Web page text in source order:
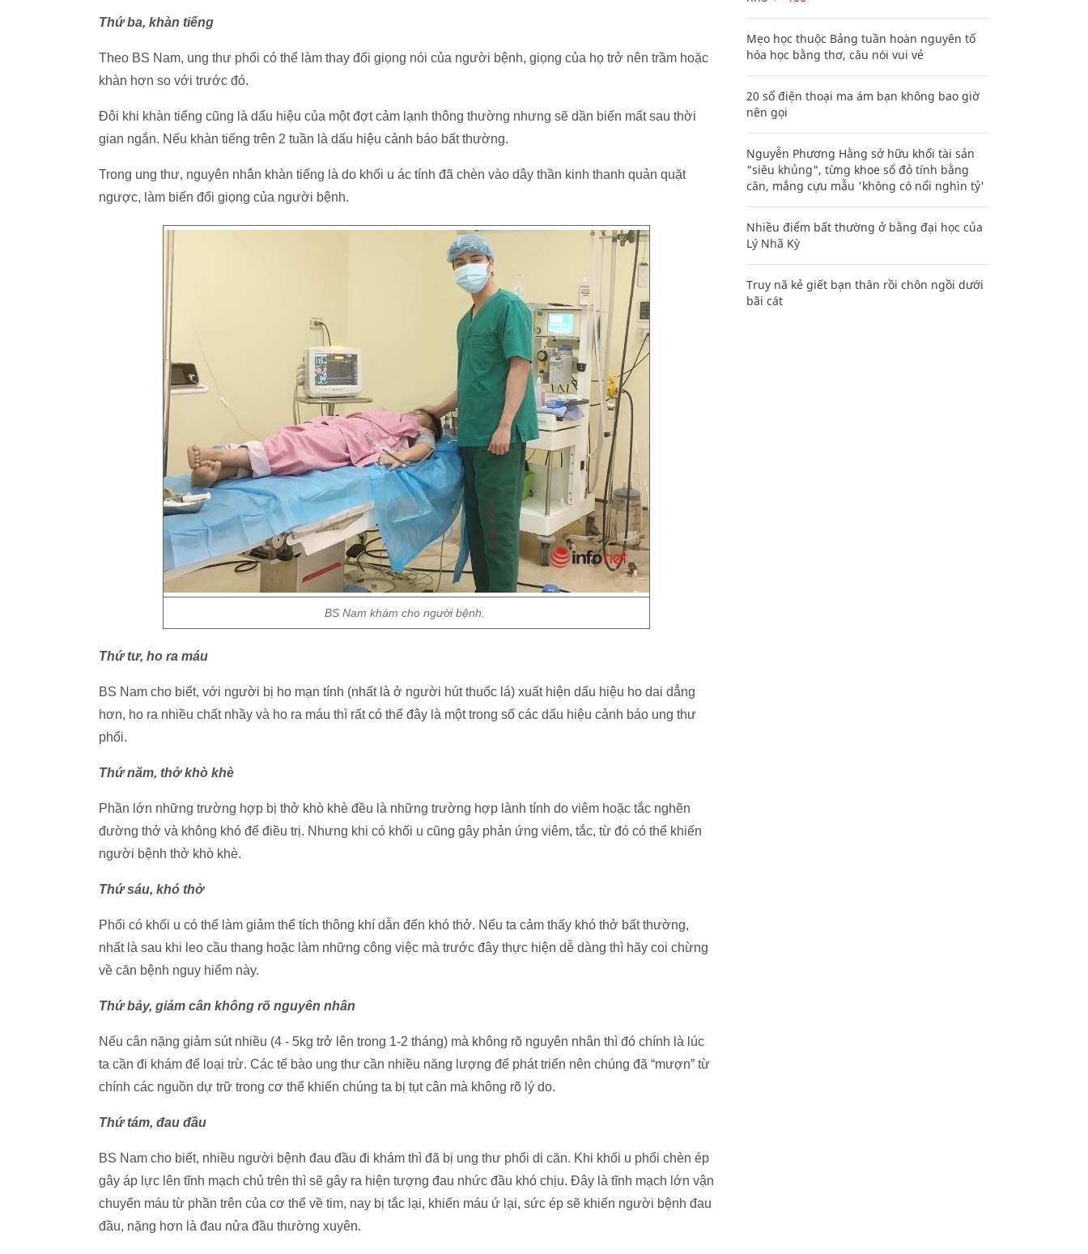
Thứ ba, khàn tiếng
Theo BS Nam, ung thư phổi có thể làm thay đổi giọng nói của người bệnh, giọng của họ trở nên trầm hoặc
khàn hơn so với trước đó.
Đôi khi khàn tiếng cũng là dấu hiệu của một đợt cảm lạnh thông thường nhưng sẽ dần biến mất sau thời
gian ngắn. Nếu khàn tiếng trên 2 tuần là dấu hiệu cảnh báo bất thường.
Trong ung thư, nguyên nhân khàn tiếng là do khối u ác tính đã chèn vào dây thần kinh thanh quản quặt
ngược, làm biến đổi giọng của người bệnh.
BS Nam khám cho người bệnh.
Thứ tư, ho ra máu
BS Nam cho biết, với người bị ho mạn tính (nhất là ở người hút thuốc lá) xuất hiện dấu hiệu ho dai dẳng
hơn, ho ra nhiều chất nhầy và ho ra máu thì rất có thể đây là một trong số các dấu hiệu cảnh báo ung thư
phổi.
Thứ năm, thở khò khè
Phần lớn những trường hợp bị thở khò khè đều là những trường hợp lành tính do viêm hoặc tắc nghẽn
đường thở và không khó để điều trị. Nhưng khi có khối u cũng gây phản ứng viêm, tắc, từ đó có thể khiến
người bệnh thở khò khè.
Thứ sáu, khó thở
Phổi có khối u có thể làm giảm thể tích thông khí dẫn đến khó thở. Nếu ta cảm thấy khó thở bất thường,
nhất là sau khi leo cầu thang hoặc làm những công việc mà trước đây thực hiện dễ dàng thì hãy coi chừng
về căn bệnh nguy hiểm này.
Thứ bảy, giảm cân không rõ nguyên nhân
Nếu cân nặng giảm sút nhiều (4 - 5kg trở lên trong 1-2 tháng) mà không rõ nguyên nhân thì đó chính là lúc
ta cần đi khám để loại trừ. Các tế bào ung thư cần nhiều năng lượng để phát triển nên chúng đã “mượn” từ
chính các nguồn dự trữ trong cơ thể khiến chúng ta bị tụt cân mà không rõ lý do.
Thứ tám, đau đầu
BS Nam cho biết, nhiều người bệnh đau đầu đi khám thì đã bị ung thư phổi di căn. Khi khối u phổi chèn ép
gây áp lực lên tĩnh mạch chủ trên thì sẽ gây ra hiện tượng đau nhức đầu khó chịu. Đây là tĩnh mạch lớn vận
chuyển máu từ phần trên của cơ thể về tim, nay bị tắc lại, khiến máu ứ lại, sức ép sẽ khiến người bệnh đau
đầu, nặng hơn là đau nửa đầu thường xuyên.
Mẹo học thuộc Bảng tuần hoàn nguyên tố
hóa học bằng thơ, câu nói vui vẻ
20 số điện thoại ma ám bạn không bao giờ
nên gọi
Nguyễn Phương Hằng sở hữu khối tài sản
"siêu khủng", từng khoe sổ đỏ tính bằng
cân, mắng cựu mẫu 'không có nổi nghìn tỷ'
Nhiều điểm bất thường ở bằng đại học của
Lý Nhã Kỳ
Truy nã kẻ giết bạn thân rồi chôn ngồi dưới
bãi cát